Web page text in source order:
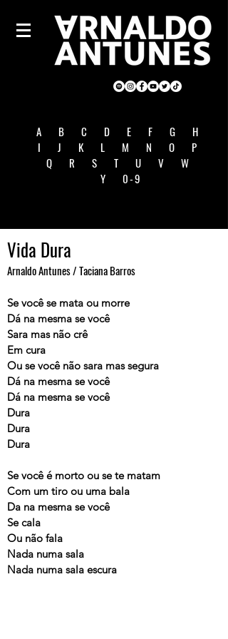
A B C D E F G
H
I
J K L M N O
P
Q
R S T U V
W
Y
0-9
Vida Dura
Arnaldo Antunes / Taciana Barros
Se você se mata ou morre
Dá na mesma se você
Sara mas não crê
Em cura
Ou se você não sara mas segura
Dá na mesma se você
Dá na mesma se você
Dura
Dura
Dura
Se você é morto ou se te matam
Com um tiro ou uma bala
Da na mesma se você
Se cala
Ou não fala
Nada numa sala
Nada numa sala escura